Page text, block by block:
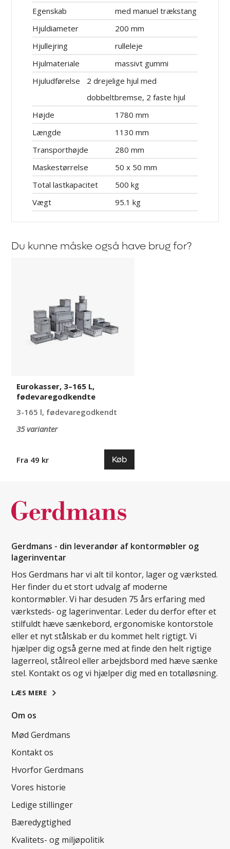
Egenskab
med manuel trækstang
Hjuldiameter
200 mm
Hjullejring
rulleleje
Hjulmateriale
massivt gummi
Hjuludførelse
2 drejelige hjul med
dobbeltbremse, 2 faste hjul
Højde
1780 mm
Længde
1130 mm
Transporthøjde
280 mm
Maskestørrelse
50 x 50 mm
Total lastkapacitet
500 kg
Vægt
95.1 kg
Du kunne måske også have brug for?
fødevaregodkendte
Eurokasser, 3–165 L,
fødevaregodkendte
3-165 l, fødevaregodkendt
35 varianter
Fra 49 kr Køb
Gerdmans - din leverandør af kontormøbler og
lagerinventar
Hos Gerdmans har vi alt til kontor, lager og værksted.
Her finder du et stort udvalg af moderne
kontormøbler. Vi har desuden 75 års erfaring med
værksteds- og lagerinventar. Leder du derfor efter et
stilfuldt hæve sænkebord, ergonomiske kontorstole
eller et nyt stålskab er du kommet helt rigtigt. Vi
hjælper dig også gerne med at finde den helt rigtige
lagerreol, stålreol eller arbejdsbord med hæve sænke
stel. Kontakt os og vi hjælper dig med en totalløsning.
LÆS MERE
Om os
Mød Gerdmans
Kontakt os
Hvorfor Gerdmans
Vores historie
Ledige stillinger
Bæredygtighed
Kvalitets- og miljøpolitik